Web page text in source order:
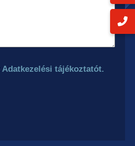
Adatkezelési tájékoztatót.